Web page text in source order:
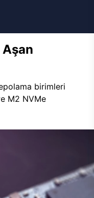
Aşan
birimleri
M2 NVMe